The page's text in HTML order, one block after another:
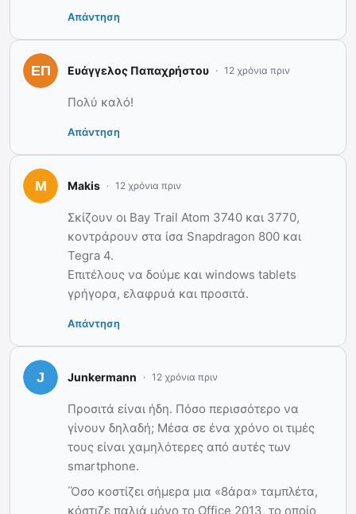
Απάντηση
Ευάγγελος Παπαχρήστου 12 χρόνια πριν
Πολύ καλό!
Απάντηση
Makis 12 χρόνια πριν
Σκίζουν οι Bay Trail Atom 3740 και 3770,
κοντράρουν στα ίσα Snapdragon 800 και
Tegra 4.
Επιτέλους να δούμε και windows tablets
γρήγορα, ελαφρυά και προσιτά.
Απάντηση
Junkermann 12 χρόνια πριν
Προσιτά είναι ήδη. Πόσο περισσότερο να
γίνουν δηλαδή; Μέσα σε ένα χρόνο οι τιμές
τους είναι χαμηλότερες από αυτές των
smartphone.
΄Όσο κοστίζει σήμερα μια «8άρα» ταμπλέτα,
κόστιζε παλιά μόνο το Office 2013, το οποίο